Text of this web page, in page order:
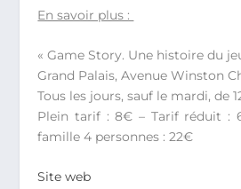
En savoir plus :
« Game Story. Une histoire du
Grand Palais, Avenue Winston
Tous les jours, sauf le mardi, de
Plein tarif : 8€ – Tarif réduit :
famille 4 personnes : 22€
Site web